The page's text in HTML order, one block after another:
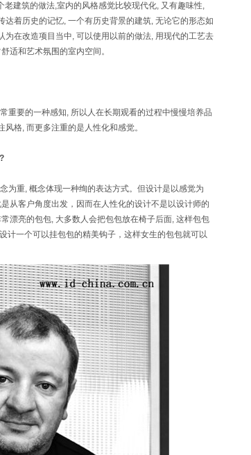
建筑的做法,室内的风格感觉比较现代化, 又有趣味性,
着历史的记忆, 一个有历史背景的建筑, 无论它的形态如
在改造项目当中, 可以使用以前的做法, 用现代的工艺去
适和艺术氛围的室内空间。
重要的一种感知, 所以人在长期观看的过程中慢慢培养品
格, 而更多注重的是人性化和感觉。
为重, 概念体现一种绚的表达方式。但设计是以感觉为
从客户角度出发，因而在人性化的设计不是以设计师的
漂亮的包包, 大多数人会把包包放在椅子后面, 这样包包
计一个可以挂包包的精美钩子，这样女生的包包就可以